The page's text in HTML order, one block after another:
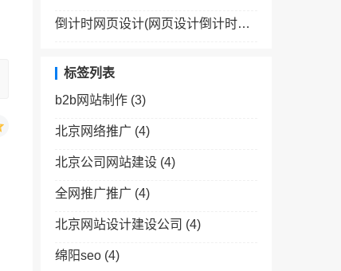
倒计时网页设计(网页设计倒计时效果怎么弄)
标签列表
b2b网站制作 (3)
北京网络推广 (4)
北京公司网站建设 (4)
全网推广推广 (4)
北京网站设计建设公司 (4)
绵阳seo (4)